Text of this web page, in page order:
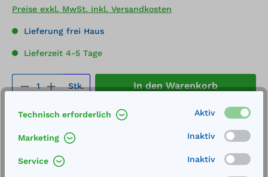
Preise exkl. MwSt. inkl. Versandkosten
Lieferung frei Haus
Lieferzeit 4-5 Tage
Produkt Anzahl: Gib den
Stk. In den Warenkorb
Merken
Artikel-Nummer:
Service
Technisch erforderlich Aktiv
Marketing Inaktiv
Service Inaktiv